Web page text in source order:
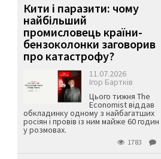
Кити і паразити: чому
найбільший
промисловець країни-
бензоколонки заговорив
про катастрофу?
11.07.2026
Ігор Бартків
Цього тижня The
Economist віддав
обкладинку одному з найбагатших
росіян і провів із ним майже 60 годин
у розмовах.
1783